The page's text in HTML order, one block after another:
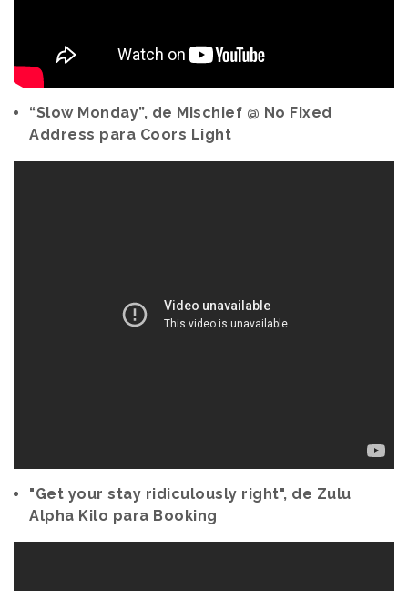
“Slow Monday”, de Mischief @ No Fixed
Address para Coors Light
"Get your stay ridiculously right", de Zulu
Alpha Kilo para Booking